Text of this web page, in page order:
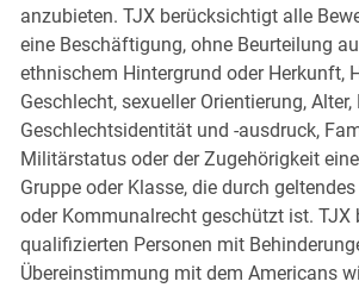
anzubieten. TJX berücksichtigt alle
eine Beschäftigung, ohne Beurteilung
ethnischem Hintergrund oder Herkunft,
Geschlecht, sexueller Orientierung,
Geschlechtsidentität und -ausdruck,
Militärstatus oder der Zugehörigkeit
Gruppe oder Klasse, die durch
oder Kommunalrecht geschützt ist. TJX
qualifizierten Personen mit
Übereinstimmung mit dem Americans